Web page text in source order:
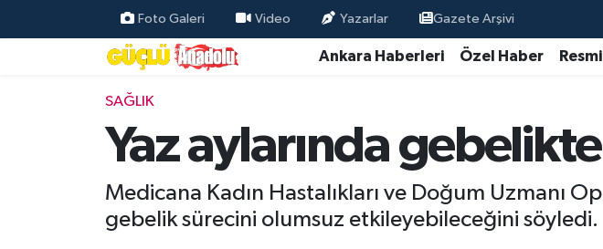
Foto Galeri Video Yazarlar Gazete Arşivi
Ankara Haberleri Özel Haber
SAĞLIK
Yaz aylarında
Medicana Kadın Hastalıkları ve Doğum Uzmanı
gebelik sürecini olumsuz etkileyebileceğini söyledi.
Özel Haber
Resmi İlanlar